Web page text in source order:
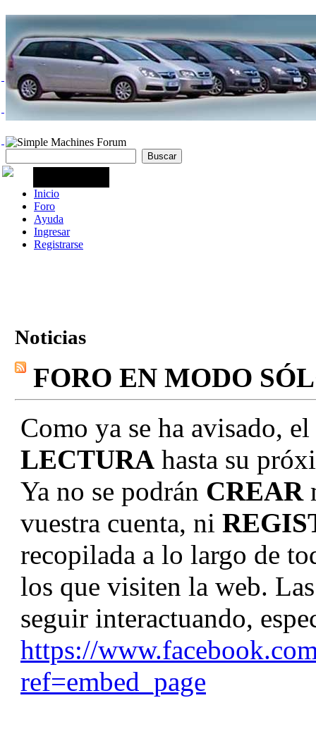
Inicio
Foro
Ayuda
Ingresar
Registrarse
Noticias
FORO EN MODO
Como ya se ha avisado,
LECTURA hasta su
Ya no se podrán CREAR
vuestra cuenta, ni
recopilada a lo largo de
los que visiten la web.
seguir interactuando,
https://
ref=embed_page